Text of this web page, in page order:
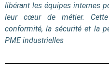
libérant les équipes internes
leur cœur de métier.
conformité, la sécurité et la
PME industrielles